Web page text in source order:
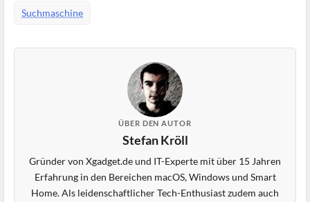
Suchmaschine
ÜBER DEN AUTOR
Stefan Kröll
Gründer von Xgadget.de und IT-Experte mit über 15 Jahren
Erfahrung in den Bereichen macOS, Windows und Smart
Home. Als leidenschaftlicher Tech-Enthusiast zudem auch